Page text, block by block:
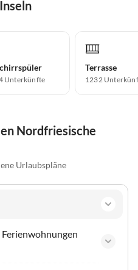
Unterkünfte
Terrasse
1232
Nordfriesische
Urlaubspläne